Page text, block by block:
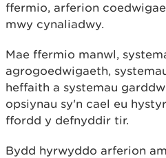
ffermio, arferion
mwy cynaliadwy.
Mae ffermio manwl,
agrogoedwigaeth,
heffaith a systemau
opsiynau sy'n cael eu
ffordd y defnyddir tir.
Bydd hyrwyddo arferion